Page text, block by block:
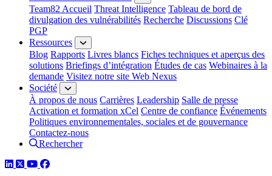
Team82 Accueil Threat Intelligence Tableau de bord de
divulgation des vulnérabilités Recherche Discussions Clé
PGP
Ressources
Blog Rapports Livres blancs Fiches techniques et aperçus des
solutions Briefings d’intégration Études de cas Webinaires à la
demande Visitez notre site Web Nexus
Société
À propos de nous Carrières Leadership Salle de presse
Activation et formation xCel Centre de confiance Événements
Politiques environnementales, sociales et de gouvernance
Contactez-nous
Rechercher
LinkedIn
TwitterYouTube
Facebook